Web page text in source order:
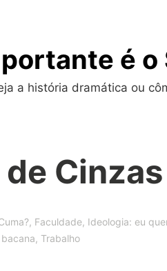
é o
a história dramática ou
Cinzas
, Faculdade, Ideologia: eu
, Trabalho